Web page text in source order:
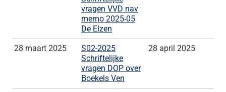
vragen VVD nav
memo 2025-05
De Elzen
28 maart 2025
S02-2025
Schriftelijke
vragen DOP over
Boekels Ven
28 april 2025